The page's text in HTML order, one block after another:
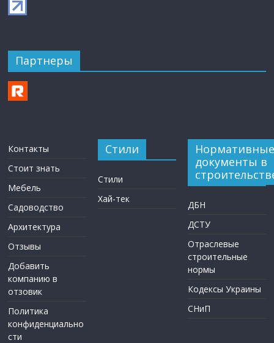
Партнеры
Контакты
Стоит знать
Мебель
Садоводство
Архитектура
Отзывы
Добавить
компанию в
отзовик
Политика
конфиденциально
сти
Стили
Стили
Хай-тек
Нормативные
документы в
ДБН
ДСТУ
Отраслевые
строительные
нормы
Кодексы Украины
СНиП